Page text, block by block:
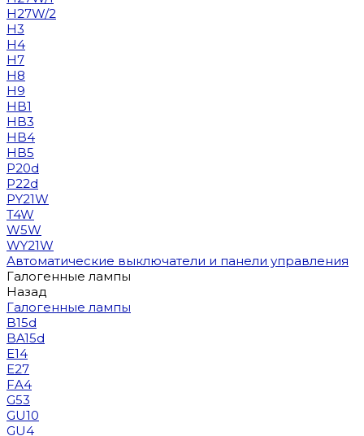
H27W/2
H3
H4
H7
H8
H9
HB1
HB3
HB4
HB5
P20d
P22d
PY21W
T4W
W5W
WY21W
Автоматические выключатели и панели управления
Галогенные лампы
Назад
Галогенные лампы
B15d
BA15d
E14
E27
FA4
G53
GU10
GU4